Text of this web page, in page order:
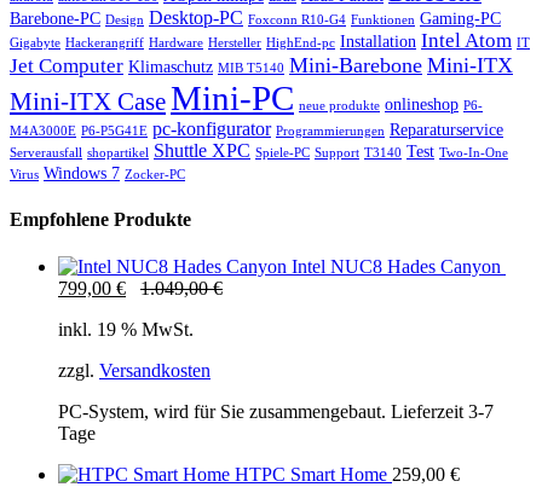
Barebone-PC Design Desktop-PC Foxconn R10-G4 Funktionen Gaming-PC
Gigabyte Hackerangriff Hardware Hersteller HighEnd-pc Installation Intel Atom IT
Jet Computer Klimaschutz MIB T5140 Mini-Barebone Mini-ITX
Mini-ITX CaseMini-PC neue produkte onlineshop P6-
M4A3000E P6-P5G41E pc-konfigurator Programmierungen Reparaturservice
Serverausfall shopartikel Shuttle XPC Spiele-PC Support T3140 Test Two-In-One
Virus Windows 7 Zocker-PC
Empfohlene Produkte
Intel NUC8 Hades Canyon
799,00 € 1.049,00€
inkl. 19 % MwSt.
zzgl. Versandkosten
PC-System, wird für Sie zusammengebaut. Lieferzeit 3-7
Tage
HTPC Smart Home 259,00 €